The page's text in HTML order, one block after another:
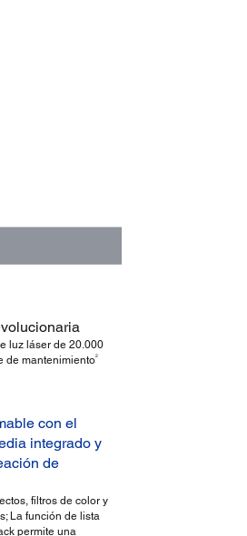
luz láser de 20.000
de mantenimiento2
con el
integrado y
de
filtros de color y
La función de lista
permite una